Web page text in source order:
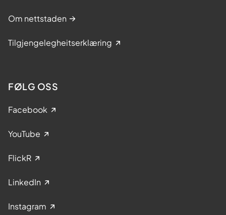
Om nettstaden
Tilgjengelegheitserklæring
FØLG OSS
Facebook
YouTube
FlickR
LinkedIn
Instagram